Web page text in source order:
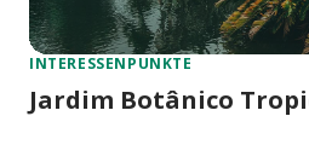
INTERESSENPUNKTE
Jardim Botânico